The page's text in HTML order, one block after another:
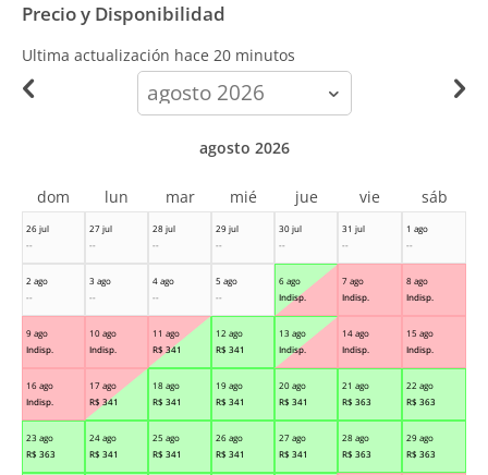
Precio y Disponibilidad
Ultima actualización hace 20 minutos
calendar-
month
26 jul
--
27 jul
--
28 jul
--
29 jul
--
30 jul
--
31 jul
--
1 ago
--
2 ago
--
3 ago
--
4 ago
--
5 ago
--
6 ago
Indisp.
7 ago
Indisp.
8 ago
Indisp.
9 ago
Indisp.
10 ago
Indisp.
11 ago
R$ 341
12 ago
R$ 341
13 ago
Indisp.
14 ago
Indisp.
15 ago
Indisp.
16 ago
Indisp.
17 ago
R$ 341
18 ago
R$ 341
19 ago
R$ 341
20 ago
R$ 341
21 ago
R$ 363
22 ago
R$ 363
23 ago
R$ 363
24 ago
R$ 341
25 ago
R$ 341
26 ago
R$ 341
27 ago
R$ 341
28 ago
R$ 363
29 ago
R$ 363
agosto 2026
dom lun mar mié jue vie sáb